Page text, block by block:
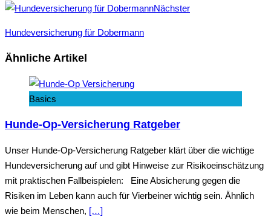
Nächster
Hundeversicherung für Dobermann
Ähnliche Artikel
Basics
Hunde-Op-Versicherung Ratgeber
Unser Hunde-Op-Versicherung Ratgeber klärt über die wichtige
Hundeversicherung auf und gibt Hinweise zur Risikoeinschätzung
mit praktischen Fallbeispielen: Eine Absicherung gegen die
Risiken im Leben kann auch für Vierbeiner wichtig sein. Ähnlich
wie beim Menschen, […]